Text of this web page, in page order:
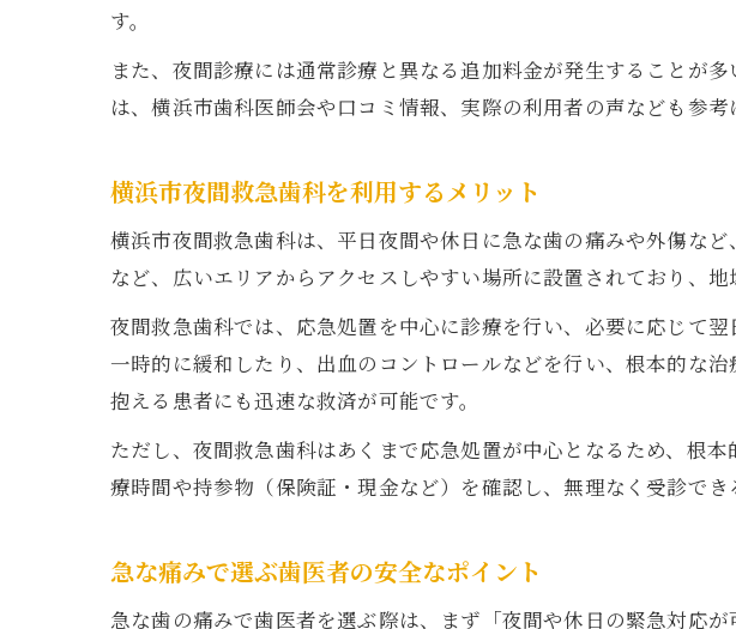
歯医者受
歯医者に
歯医者が
突然の歯痛
日常でで
す。
また、夜間診療には通常診療と異なる追加料金が発生することが
は、横浜市歯科医師会や口コミ情報、実際の利用者の声なども参
横浜市夜間救急歯科を利用するメリット
横浜市夜間救急歯科は、平日夜間や休日に急な歯の痛みや外傷な
など、広いエリアからアクセスしやすい場所に設置されており、地
夜間救急歯科では、応急処置を中心に診療を行い、必要に応じて
一時的に緩和したり、出血のコントロールなどを行い、根本的な
抱える患者にも迅速な救済が可能です。
ただし、夜間救急歯科はあくまで応急処置が中心となるため、根
療時間や持参物（保険証・現金など）を確認し、無理なく受診でき
急な痛みで選ぶ歯医者の安全なポイント
急な歯の痛みで歯医者を選ぶ際は、まず「夜間や休日の緊急対応